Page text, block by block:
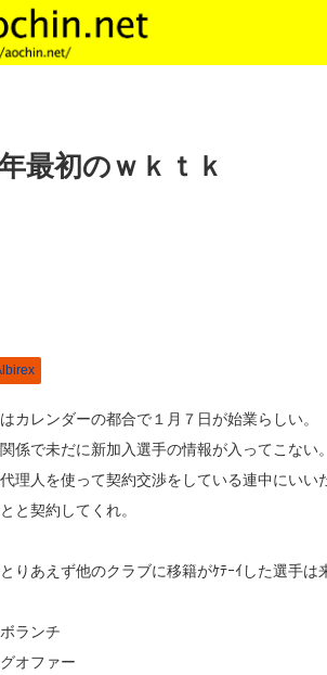
最初のｗｋｔｋ
カレンダーの都合で１月７日が始業らしい。
係で未だに新加入選手の情報が入ってこない。
理人を使って契約交渉をしている連中にいい
と契約してくれ。
りあえず他のクラブに移籍がｹﾃｰｲした選手は
ランチ
オファー